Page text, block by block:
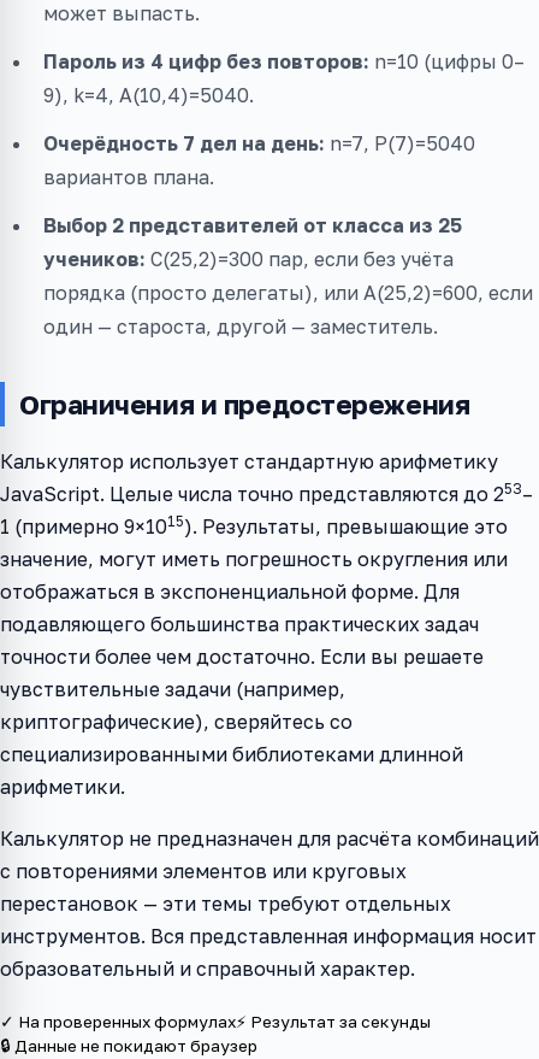
может выпасть.
Пароль из 4 цифр без повторов: n=10 (цифры 0–
9), k=4, A(10,4)=5040.
Очерёдность 7 дел на день: n=7, P(7)=5040
вариантов плана.
Выбор 2 представителей от класса из 25
учеников: C(25,2)=300 пар, если без учёта
порядка (просто делегаты), или A(25,2)=600, если
один — староста, другой — заместитель.
Ограничения и предостережения
Калькулятор использует стандартную арифметику
JavaScript. Целые числа точно представляются до 253–
1 (примерно 9×1015). Результаты, превышающие это
значение, могут иметь погрешность округления или
отображаться в экспоненциальной форме. Для
подавляющего большинства практических задач
точности более чем достаточно. Если вы решаете
чувствительные задачи (например,
криптографические), сверяйтесь со
специализированными библиотеками длинной
арифметики.
Калькулятор не предназначен для расчёта комбинаций
с повторениями элементов или круговых
перестановок — эти темы требуют отдельных
инструментов. Вся представленная информация носит
образовательный и справочный характер.
✓ На проверенных формулах⚡ Результат за секунды
🔒 Данные не покидают браузер